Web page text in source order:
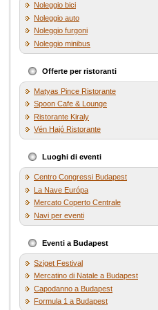
Noleggio bici
Noleggio auto
Noleggio furgoni
Noleggio minibus
Offerte per ristoranti
Matyas Pince Ristorante
Spoon Cafe & Lounge
Ristorante Kiraly
Vén Hajó Ristorante
Luoghi di eventi
Centro Congressi Budapest
La Nave Európa
Mercato Coperto Centrale
Navi per eventi
Eventi a Budapest
Sziget Festival
Mercatino di Natale a Budapest
Capodanno a Budapest
Formula 1 a Budapest